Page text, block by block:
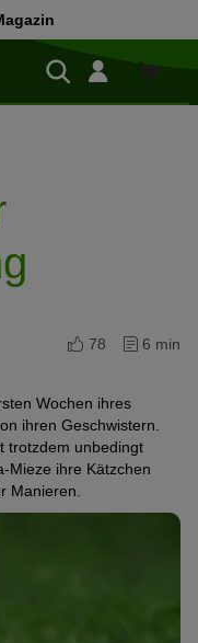
Zum
78 6 min
Wochen ihres
ihren Geschwistern.
trotzdem unbedingt
Mieze ihre Kätzchen
Manieren.